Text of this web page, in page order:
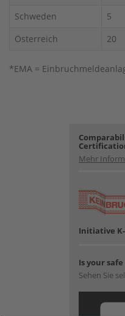
Schweden
5
Österreich
20
*EMA =
Mehr
Initiative K-
Is your
Sehen Sie